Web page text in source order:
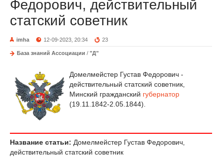
Федорович, действительный
статский советник
imha 12-09-2023, 20:34 23
База знаний Ассоциации / "Д"
Домелмейстер Густав Федорович -
действительный статский советник,
Минский гражданский губернатор
(19.11.1842-2.05.1844).
Название статьи: Домелмейстер Густав Федорович,
действительный статский советник